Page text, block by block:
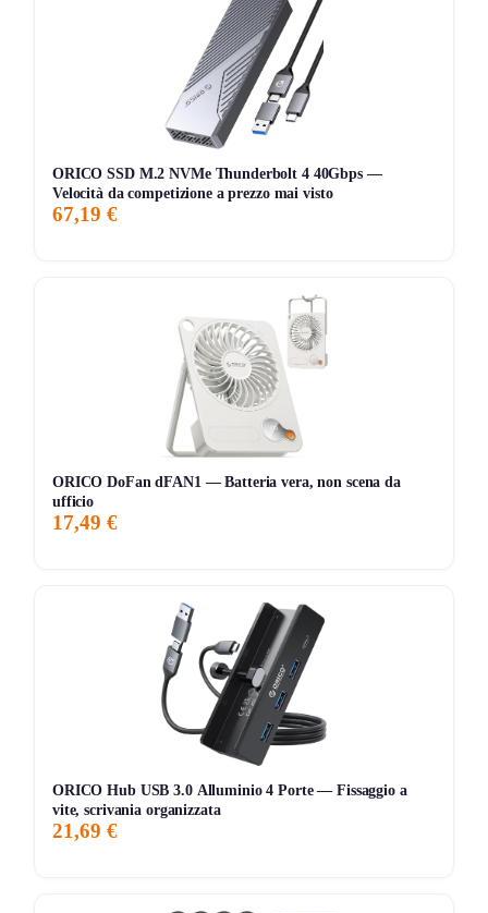
Chi ha testato il FIDECO Air Tracker ne apprezza
sicuramente la praticità. Gli utenti lodano la facilità di
configurazione e l’integrazione con l’app Trova la mia,
rendendo il tracciamento degli oggetti un gioco da ragazzi.
La funzione di notifica in caso di disconnessione è
particolarmente utile, poiché evita smarrimenti accidentali.
D’altra parte, alcuni utenti segnalano la necessità di una
batteria sostituibile, anche se la durata di un anno è
bene fare attenzione alle condizioni estreme. Nel
complesso, il FIDECO Air Tracker si presenta come un
alleato affidabile per chi desidera maggiore sicurezza sui
Storico Prezzo
233 giorni di monitoraggio
10,80€ 10,80€
📊 Monitoraggio avviato — il grafico apparirà alla prossima
variazione di prezzo
ORICO SSD M.2 NVMe Thunderbolt 4 40Gbps —
Velocità da competizione a prezzo mai visto
67,19 €
ORICO DoFan dFAN1 — Batteria vera, non scena da
ufficio
17,49 €
ORICO Hub USB 3.0 Alluminio 4 Porte — Fissaggio a
vite, scrivania organizzata
21,69 €